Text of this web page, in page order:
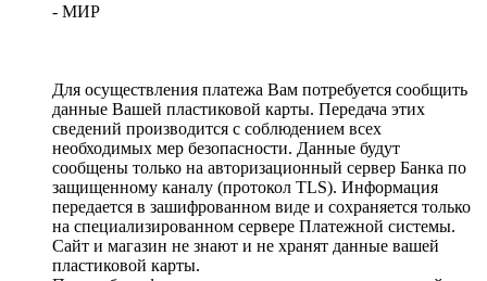
- МИР
Для осуществления платежа Вам потребуется сообщить
данные Вашей пластиковой карты. Передача этих
сведений производится с соблюдением всех
необходимых мер безопасности. Данные будут
сообщены только на авторизационный сервер Банка по
защищенному каналу (протокол TLS). Информация
передается в зашифрованном виде и сохраняется только
на специализированном сервере Платежной системы.
Сайт и магазин не знают и не хранят данные вашей
пластиковой карты.